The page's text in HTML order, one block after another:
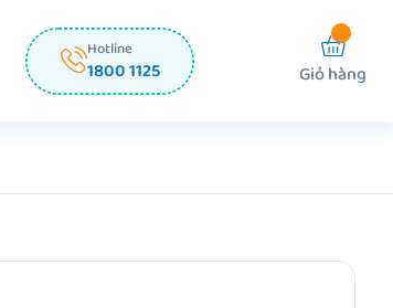
Hotline
1800 1125 Giỏ hàng